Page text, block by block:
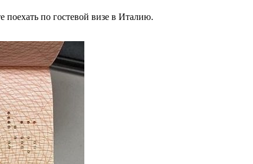
поехать по гостевой визе в Италию.